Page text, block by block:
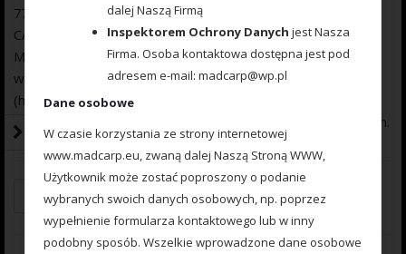
777 100 003 Materiał przyponowy HARD 0,3mm DARK
CAMOU (5m)
Materiał przyponowy wykonany ze splotu 16 specjalnych
włókien DYNEEMA Materiał neutralnej wyporności, sztywny
(hard). Kolor DARK CAMOU (zgniła zieleń z czerwonym lub
czarnym splotem).Wytrzymałość 35lb (15,8 kg).Na szpulce 5m.
Dodaj do koszyka
dalej Naszą Firmą
Inspektorem Ochrony Danych jest Nasza
Firma. Osoba kontaktowa dostępna jest pod
adresem e-mail: madcarp@wp.pl
Dane osobowe
W czasie korzystania ze strony internetowej
www.madcarp.eu, zwaną dalej Naszą Stroną WWW,
Użytkownik może zostać poproszony o podanie
wybranych swoich danych osobowych, np. poprzez
wypełnienie formularza kontaktowego lub w inny
podobny sposób. Wszelkie wprowadzone dane osobowe